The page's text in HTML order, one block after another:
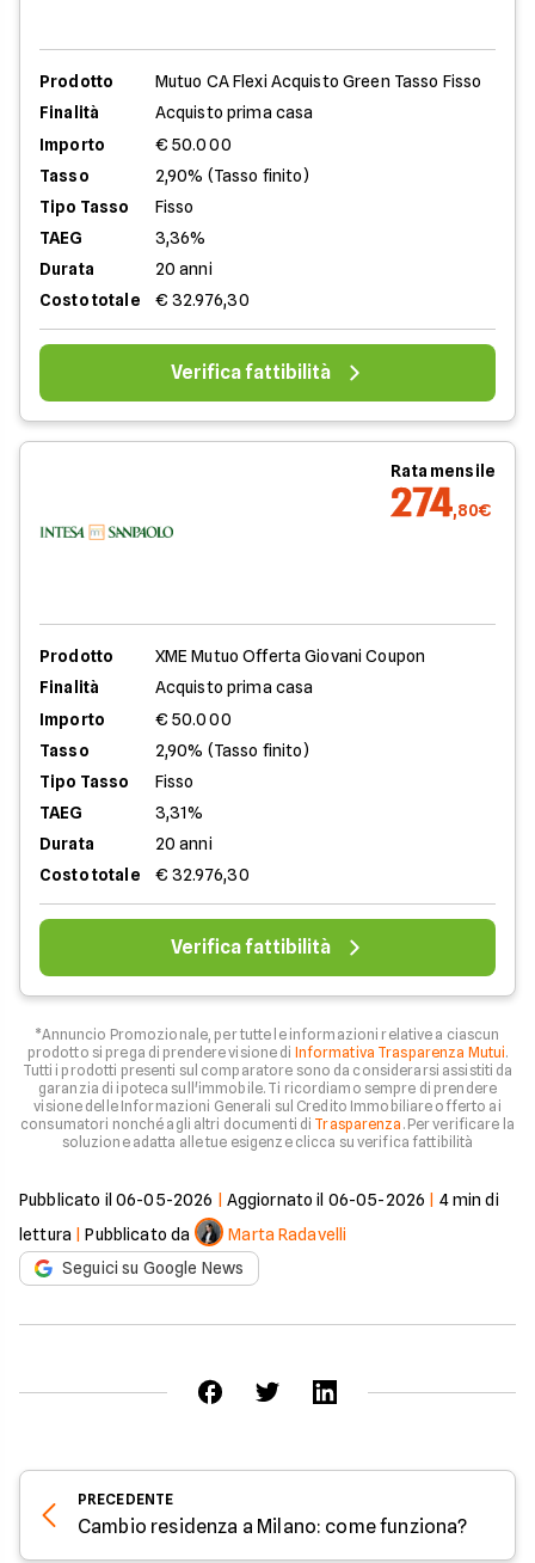
Prodotto
Mutuo CA Flexi Acquisto Green Tasso Fisso
Finalità
Acquisto prima casa
Importo
€ 50.000
Tasso
2,90% (Tasso finito)
Tipo Tasso
Fisso
TAEG
3,36%
Durata
20 anni
Costo totale
€ 32.976,30
Verifica fattibilità
Rata mensile
274,80€
Prodotto
XME Mutuo Offerta Giovani Coupon
Finalità
Acquisto prima casa
Importo
€ 50.000
Tasso
2,90% (Tasso finito)
Tipo Tasso
Fisso
TAEG
3,31%
Durata
20 anni
Costo totale
€ 32.976,30
Verifica fattibilità
*Annuncio Promozionale, per tutte le informazioni relative a ciascun
prodotto si prega di prendere visione di Informativa Trasparenza Mutui.
Tutti i prodotti presenti sul comparatore sono da considerarsi assistiti da
garanzia di ipoteca sull'immobile. Ti ricordiamo sempre di prendere
visione delle Informazioni Generali sul Credito Immobiliare offerto ai
consumatori nonché agli altri documenti di Trasparenza . Per verificare la
soluzione adatta alle tue esigenze clicca su verifica fattibilità
Pubblicato il 06-05-2026 Aggiornato il 06-05-2026 4min di
lettura |Pubblicato da
Marta Radavelli
Seguici su Google News
PRECEDENTE
Cambio residenza a Milano: come funziona?